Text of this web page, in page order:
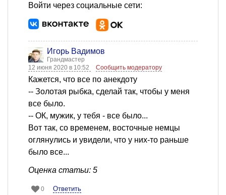
Войти через социальные сети:
Игорь Вадимов
Грандмастер
12 июня 2020 в 10:52
Сообщить модератору
Кажется, что все по анекдоту
-- Золотая рыбка, сделай так, чтобы у меня
все было.
-- ОК, мужик, у тебя - все было...
Вот так, со временем, восточные немцы
оглянулись и увидели, что у них-то раньше
было все...
Оценка статьи: 5
0 Ответить